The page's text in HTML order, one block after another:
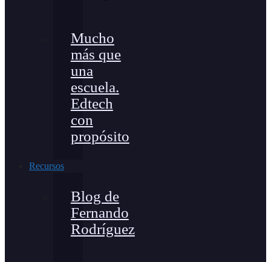
Mucho
más que
una
escuela.
Edtech
con
propósito
Recursos
Blog de
Fernando
Rodríguez